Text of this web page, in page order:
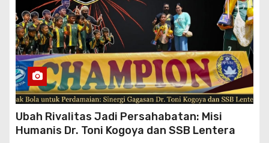
Ubah Rivalitas Jadi Persahabatan: Misi
Humanis Dr. Toni Kogoya dan SSB Lentera